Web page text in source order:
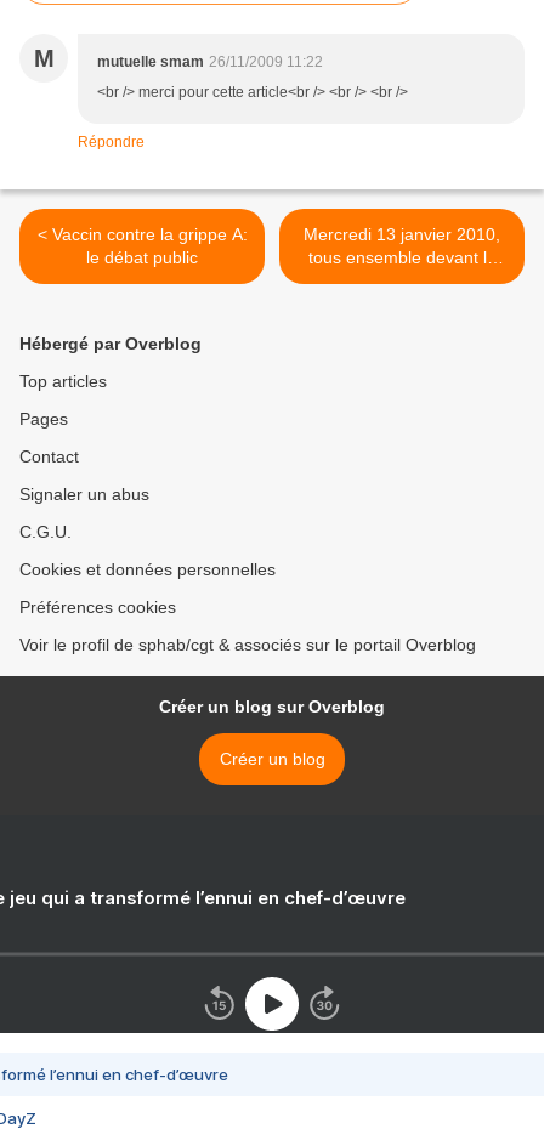
M mutuelle smam 26/11/2009 11:22
<br /> merci pour cette article<br /> <br /> <br />
Répondre
< Vaccin contre la grippe A:
le débat public
Mercredi 13 janvier 2010,
tous ensemble devant la
Cour d'appel d'Amiens avec
Hébergé par Overblog
Top articles
Pages
Contact
Signaler un abus
C.G.U.
Cookies et données personnelles
Préférences cookies
Voir le profil de sphab/cgt & associés sur le portail Overblog
Créer un blog sur Overblog
Créer un blog
jeu qui a transformé l’ennui en chef-d’œuvre
l’ennui en chef-d’œuvre